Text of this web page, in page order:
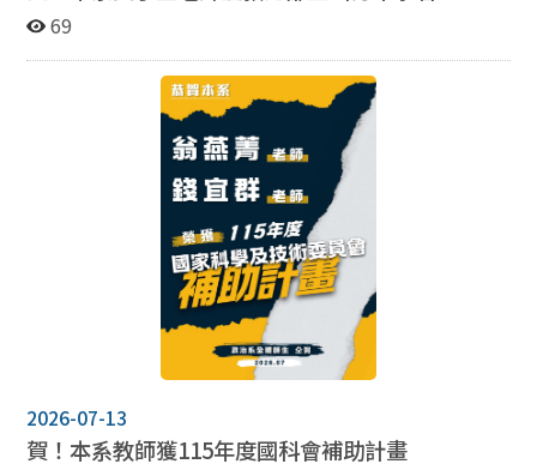
69
2026-07-13
賀！本系教師獲115年度國科會補助計畫